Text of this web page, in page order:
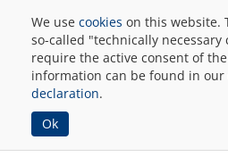
We use cookies on this website.
so-called "technically necessary
require the active consent of
information can be found in our
declaration.
Ok